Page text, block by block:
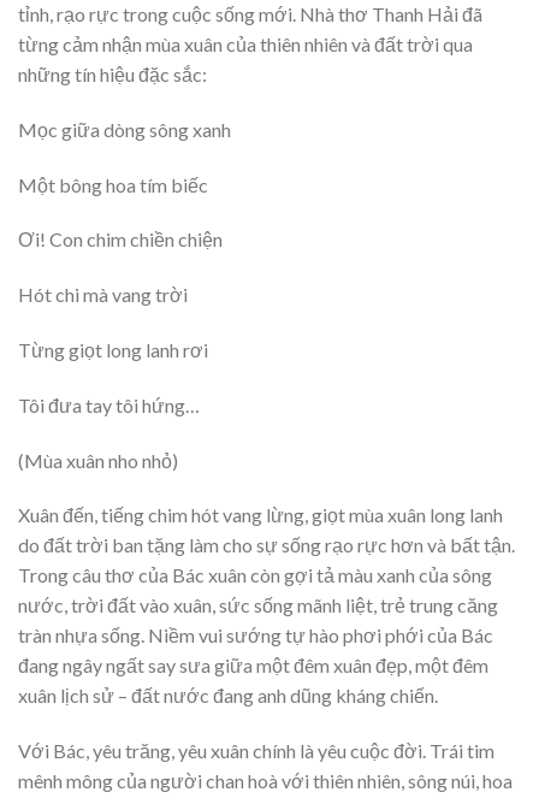
tỉnh, rạo rực trong cuộc sống mới. Nhà thơ Thanh Hải đã
từng cảm nhận mùa xuân của thiên nhiên và đất trời qua
những tín hiệu đặc sắc:
Mọc giữa dòng sông xanh
Một bông hoa tím biếc
Ơi! Con chim chiền chiện
Hót chi mà vang trời
Từng giọt long lanh rơi
Tôi đưa tay tôi hứng…
(Mùa xuân nho nhỏ)
Xuân đến, tiếng chim hót vang lừng, giọt mùa xuân long lanh
do đất trời ban tặng làm cho sự sống rạo rực hơn và bất tận.
Trong câu thơ của Bác xuân còn gợi tả màu xanh của sông
nước, trời đất vào xuân, sức sống mãnh liệt, trẻ trung căng
tràn nhựa sống. Niềm vui sướng tự hào phơi phới của Bác
đang ngây ngất say sưa giữa một đêm xuân đẹp, một đêm
xuân lịch sử – đất nước đang anh dũng kháng chiến.
Với Bác, yêu trăng, yêu xuân chính là yêu cuộc đời. Trái tim
mênh mông của người chan hoà với thiên nhiên, sông núi, hoa